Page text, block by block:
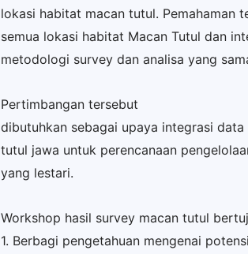
lokasi habitat macan tutul. Pemahaman
semua lokasi habitat Macan Tutul dan
metodologi survey dan analisa yang
Pertimbangan tersebut
dibutuhkan sebagai upaya integrasi
tutul jawa untuk perencanaan
yang lestari.
Workshop hasil survey macan tutul
1. Berbagi pengetahuan mengenai